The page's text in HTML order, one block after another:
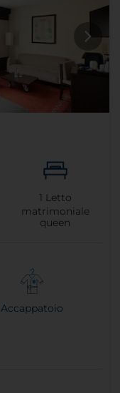
1 Letto
matrimoniale
queen
Accappatoio